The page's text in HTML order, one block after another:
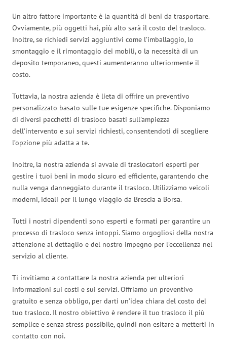
Un altro fattore importante è la quantità di beni da trasportare.
Ovviamente, più oggetti hai, più alto sarà il costo del trasloco.
Inoltre, se richiedi servizi aggiuntivi come l’imballaggio, lo
smontaggio e il rimontaggio dei mobili, o la necessità di un
deposito temporaneo, questi aumenteranno ulteriormente il
costo.
Tuttavia, la nostra azienda è lieta di offrire un preventivo
personalizzato basato sulle tue esigenze specifiche. Disponiamo
di diversi pacchetti di trasloco basati sull’ampiezza
dell’intervento e sui servizi richiesti, consentendoti di scegliere
l’opzione più adatta a te.
Inoltre, la nostra azienda si avvale di traslocatori esperti per
gestire i tuoi beni in modo sicuro ed efficiente, garantendo che
nulla venga danneggiato durante il trasloco. Utilizziamo veicoli
moderni, ideali per il lungo viaggio da Brescia a Borsa.
Tutti i nostri dipendenti sono esperti e formati per garantire un
processo di trasloco senza intoppi. Siamo orgogliosi della nostra
attenzione al dettaglio e del nostro impegno per l’eccellenza nel
servizio al cliente.
Ti invitiamo a contattare la nostra azienda per ulteriori
informazioni sui costi e sui servizi. Offriamo un preventivo
gratuito e senza obbligo, per darti un’idea chiara del costo del
tuo trasloco. Il nostro obiettivo è rendere il tuo trasloco il più
semplice e senza stress possibile, quindi non esitare a metterti in
contatto con noi.